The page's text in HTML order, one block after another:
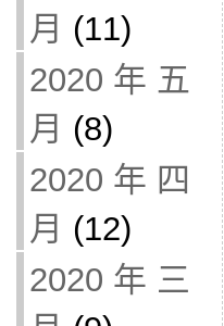
月 (11)
2020 年 五
月 (8)
2020 年 四
月 (12)
2020 年 三